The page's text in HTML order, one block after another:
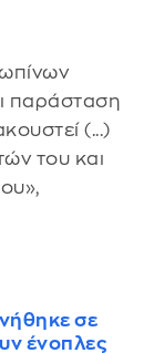
παράσταση
(...)
του και
σε
ένοπλες